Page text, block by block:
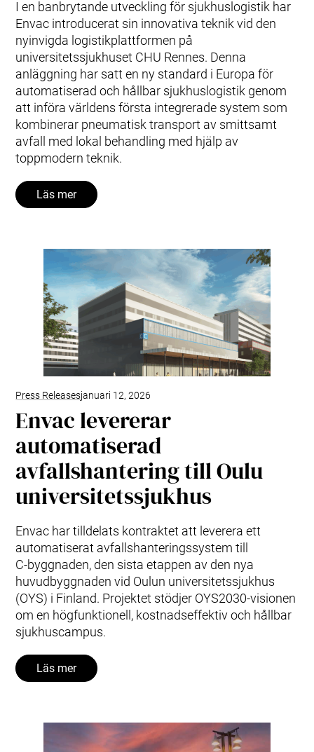
I en banbrytande utveckling för sjukhuslogistik har
Envac introducerat sin innovativa teknik vid den
nyinvigda logistikplattformen på
universitetssjukhuset CHU Rennes. Denna
anläggning har satt en ny standard i Europa för
automatiserad och hållbar sjukhuslogistik genom
att införa världens första integrerade system som
kombinerar pneumatisk transport av smittsamt
avfall med lokal behandling med hjälp av
toppmodern teknik.
Läs mer
Press Releasesjanuari 12, 2026
Envac levererar
automatiserad
avfallshantering till Oulu
universitetssjukhus
Envac har tilldelats kontraktet att leverera ett
automatiserat avfallshanteringssystem till
C‑byggnaden, den sista etappen av den nya
huvudbyggnaden vid Oulun universitetssjukhus
(OYS) i Finland. Projektet stödjer OYS2030‑visionen
om en högfunktionell, kostnadseffektiv och hållbar
sjukhuscampus.
Läs mer